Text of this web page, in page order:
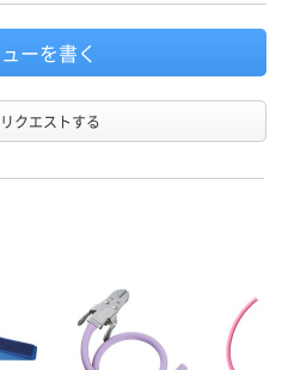
ーを書く
クエストする